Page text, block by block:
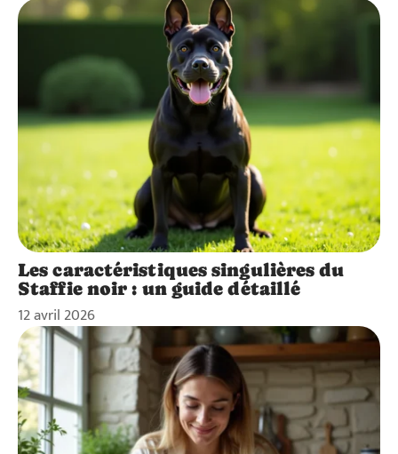
Les caractéristiques singulières du
Staffie noir : un guide détaillé
12 avril 2026